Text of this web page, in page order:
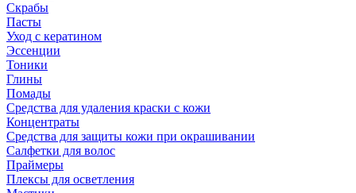
Скрабы
Пасты
Уход с кератином
Эссенции
Тоники
Глины
Помады
Средства для удаления краски с кожи
Концентраты
Средства для защиты кожи при окрашивании
Салфетки для волос
Праймеры
Плексы для осветления